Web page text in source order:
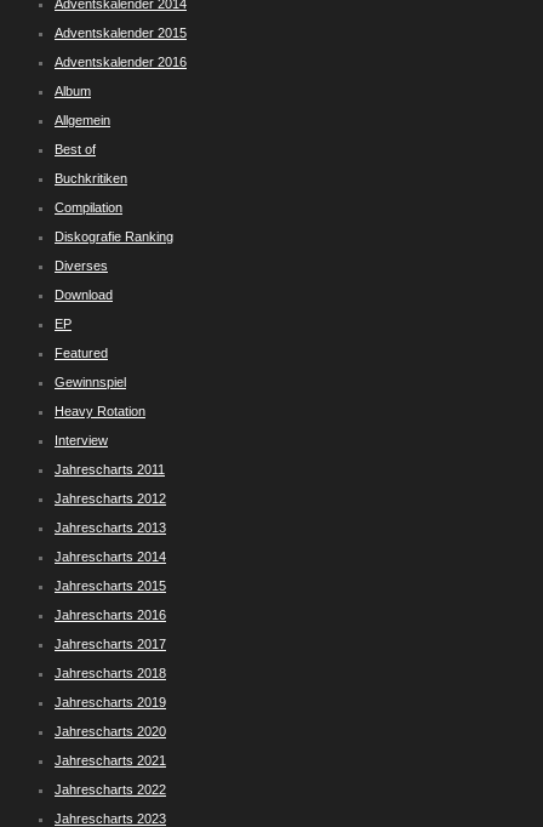
Adventskalender 2014
Adventskalender 2015
Adventskalender 2016
Album
Allgemein
Best of
Buchkritiken
Compilation
Diskografie Ranking
Diverses
Download
EP
Featured
Gewinnspiel
Heavy Rotation
Interview
Jahrescharts 2011
Jahrescharts 2012
Jahrescharts 2013
Jahrescharts 2014
Jahrescharts 2015
Jahrescharts 2016
Jahrescharts 2017
Jahrescharts 2018
Jahrescharts 2019
Jahrescharts 2020
Jahrescharts 2021
Jahrescharts 2022
Jahrescharts 2023